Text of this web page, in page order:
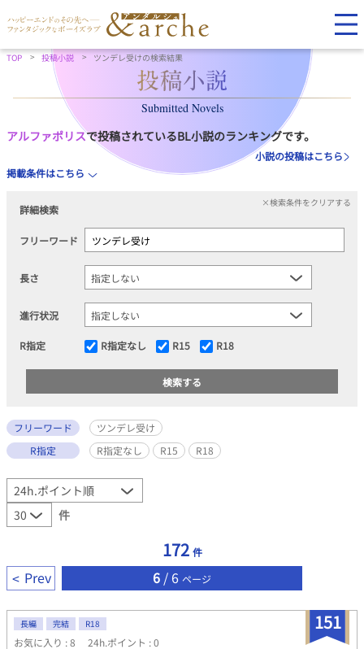
TOP 投稿小説 ツンデレ受けの検索結果
Submitted Novels
アルファポリスで投稿されているBL小説のランキングです。
小説の投稿はこちら
掲載条件はこちら
詳細検索
×検索条件をクリアする
フリーワード
長さ
進行状況
R指定 R指定なし R15 R18
フリーワード
ツンデレ受け
R指定
R指定なし R15 R18
件
172 件
Prev 6 / 6 ページ
151
長編 完結 R18
お気に入り : 8 24h.ポイント : 0